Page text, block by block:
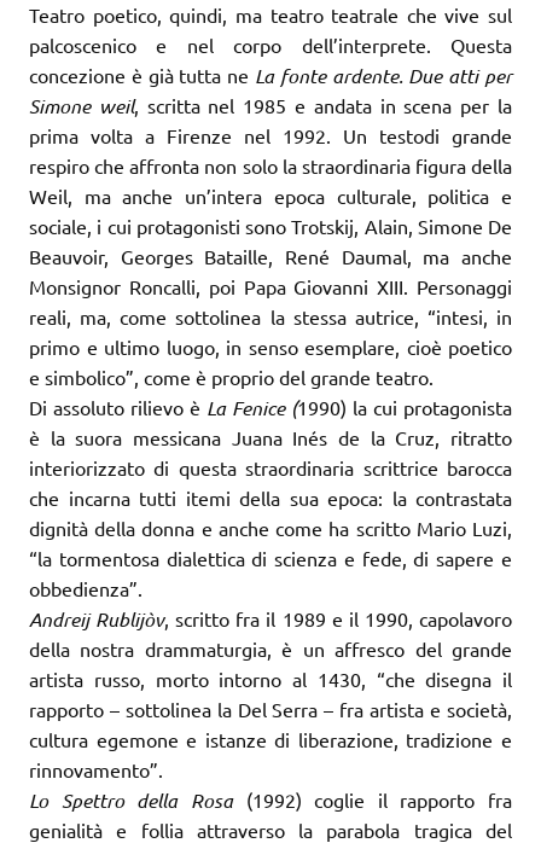
Teatro poetico, quindi, ma teatro teatrale che vive sul
palcoscenico e nel corpo dell’interprete. Questa
concezione è già tutta ne La fonte ardente. Due atti per
Simone weil, scritta nel 1985 e andata in scena per la
prima volta a Firenze nel 1992. Un testodi grande
respiro che affronta non solo la straordinaria figura della
Weil, ma anche un’intera epoca culturale, politica e
sociale, i cui protagonisti sono Trotskij, Alain, Simone De
Beauvoir, Georges Bataille, René Daumal, ma anche
Monsignor Roncalli, poi Papa Giovanni XIII. Personaggi
reali, ma, come sottolinea la stessa autrice, “intesi, in
primo e ultimo luogo, in senso esemplare, cioè poetico
e simbolico”, come è proprio del grande teatro.
Di assoluto rilievo è La Fenice (1990) la cui protagonista
è la suora messicana Juana Inés de la Cruz, ritratto
interiorizzato di questa straordinaria scrittrice barocca
che incarna tutti itemi della sua epoca: la contrastata
dignità della donna e anche come ha scritto Mario Luzi,
“la tormentosa dialettica di scienza e fede, di sapere e
obbedienza”.
Andreij Rublijòv, scritto fra il 1989 e il 1990, capolavoro
della nostra drammaturgia, è un affresco del grande
artista russo, morto intorno al 1430, “che disegna il
rapporto – sottolinea la Del Serra – fra artista e società,
cultura egemone e istanze di liberazione, tradizione e
rinnovamento”.
Lo Spettro della Rosa (1992) coglie il rapporto fra
genialità e follia attraverso la parabola tragica del